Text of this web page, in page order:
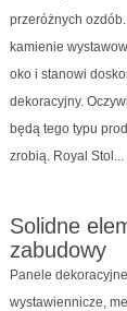
przeróżnych
kamienie
oko i stanowi
dekoracyjny.
będą tego typu
zrobią. Royal Stol...
Solidne
zabudowy
Panele
wystawiennicze,